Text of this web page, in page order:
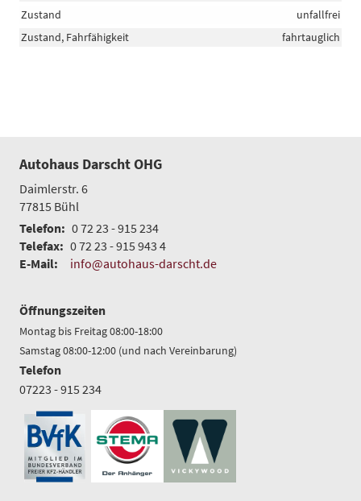
Zustand
unfallfrei
Zustand, Fahrfähigkeit
fahrtauglich
Autohaus Darscht OHG
Daimlerstr. 6
77815 Bühl
Telefon: 0 72 23 - 915 234
Telefax: 0 72 23 - 915 943 4
E-Mail:
info@autohaus-darscht.de
Öffnungszeiten
Montag bis Freitag 08:00-18:00
Samstag 08:00-12:00 (und nach Vereinbarung)
Telefon
07223 - 915 234